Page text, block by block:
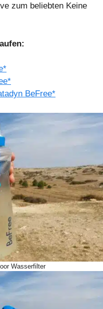
zum beliebten Keine
BeFree*
Wasserfilter